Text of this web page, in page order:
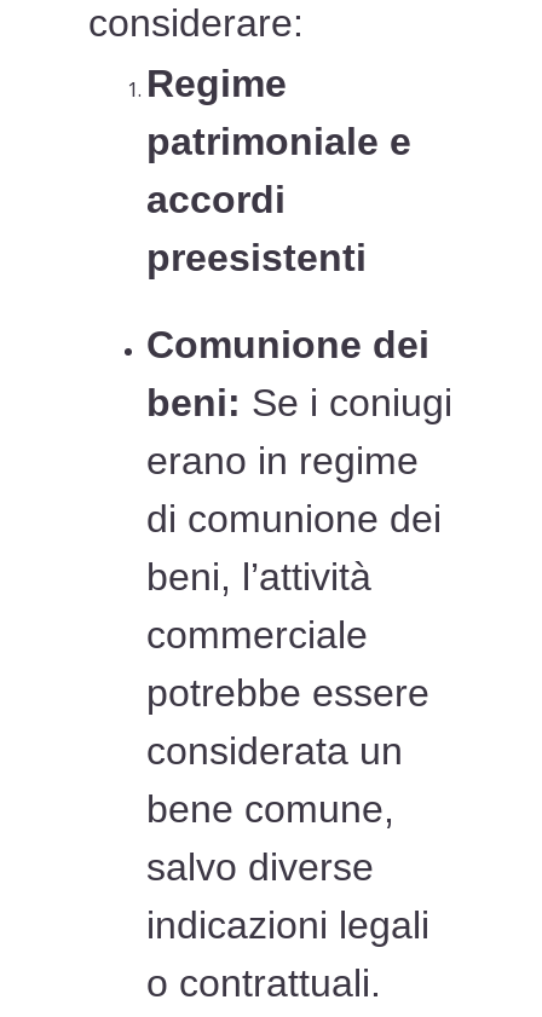
considerare:
Regime
patrimoniale e
accordi
preesistenti
Comunione dei
beni: Se i coniugi
erano in regime
di comunione dei
beni, l’attività
commerciale
potrebbe essere
considerata un
bene comune,
salvo diverse
indicazioni legali
o contrattuali.